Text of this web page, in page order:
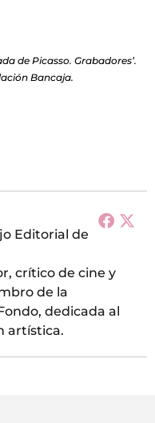
de Picasso. Grabadores’.
Bancaja.
Editorial de
crítico de cine y
de la
dedicada al
artística.